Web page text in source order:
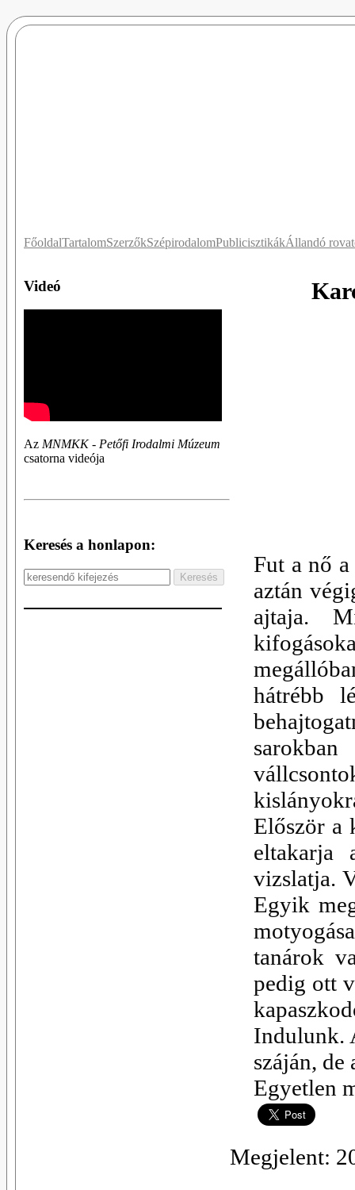
FőoldalTartalomSzerzőkSzépirodalomPublicisztikákÁllandó
Videó
Az MNMKK - Petőfi Irodalmi Múzeum
csatorna videója
Keresés a honlapon:
Fut a nő
aztán
ajtaja.
hátrébb
Először a
eltakarja
vizslatja.
Egyik
tanárok
pedig ott
Indulunk.
száján, de
Egyetlen
Megjelent: